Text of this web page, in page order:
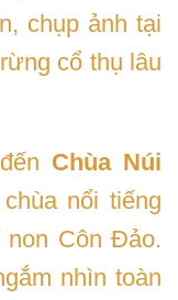
chụp ảnh tại
cổ thụ lâu
Chùa Núi
nổi tiếng
Côn Đảo.
nhìn toàn